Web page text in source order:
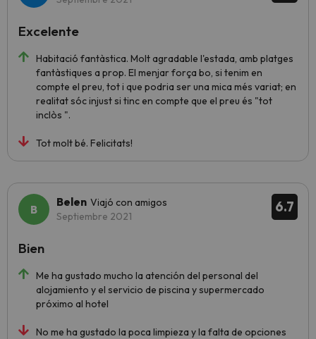
Habitació fantàstica. Molt agradable l'estada, amb platges
fantàstiques a prop. El menjar força bo, si tenim en
compte el preu, tot i que podria ser una mica més variat; en
realitat sóc injust si tinc en compte que el preu és "tot
inclòs ".
Tot molt bé. Felicitats!
Excelente
6.7
Belen Viajó con amigos
Septiembre 2021
Me ha gustado mucho la atención del personal del
alojamiento y el servicio de piscina y supermercado
próximo al hotel
No me ha gustado la poca limpieza y la falta de opciones
Bien